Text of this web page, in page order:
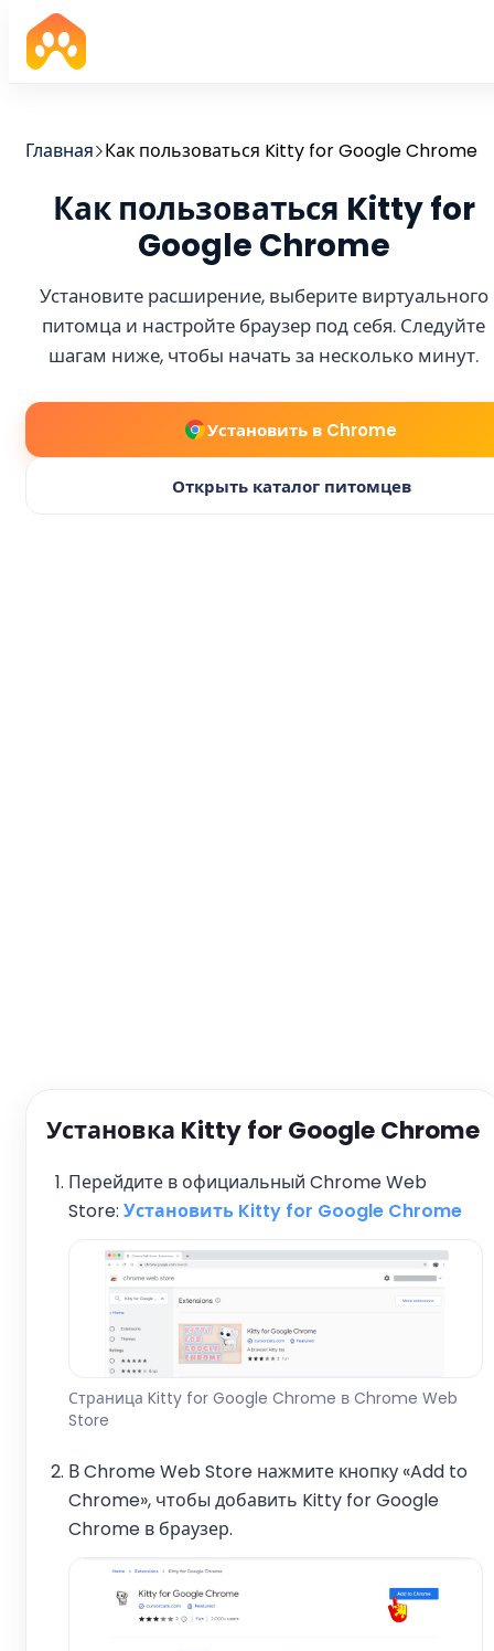
Главная Как пользоваться Kitty for Google Chrome
Как пользоваться Kitty for
Google Chrome
Установите расширение, выберите виртуального
питомца и настройте браузер под себя. Следуйте
шагам ниже, чтобы начать за несколько минут.
Установить в Chrome
Открыть каталог питомцев
Установка Kitty for Google Chrome
Перейдите в официальный Chrome Web
Store: Установить Kitty for Google Chrome
Страница Kitty for Google Chrome в Chrome Web
Store
В Chrome Web Store нажмите кнопку «Add to
Chrome», чтобы добавить Kitty for Google
Chrome в браузер.